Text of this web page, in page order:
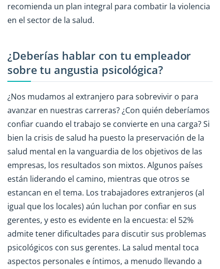
recomienda un plan integral para combatir la violencia
en el sector de la salud.
¿Deberías hablar con tu empleador
sobre tu angustia psicológica?
¿Nos mudamos al extranjero para sobrevivir o para
avanzar en nuestras carreras? ¿Con quién deberíamos
confiar cuando el trabajo se convierte en una carga? Si
bien la crisis de salud ha puesto la preservación de la
salud mental en la vanguardia de los objetivos de las
empresas, los resultados son mixtos. Algunos países
están liderando el camino, mientras que otros se
estancan en el tema. Los trabajadores extranjeros (al
igual que los locales) aún luchan por confiar en sus
gerentes, y esto es evidente en la encuesta: el 52%
admite tener dificultades para discutir sus problemas
psicológicos con sus gerentes. La salud mental toca
aspectos personales e íntimos, a menudo llevando a